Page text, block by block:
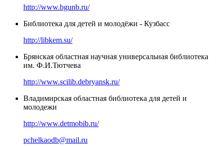
http://www.bgunb.ru/
Библиотека для детей и молодёжи - Кузбасс
http://libkem.su/
Брянская областная научная универсальная библиотека
им. Ф.И.Тютчева
http://www.scilib.debryansk.ru/
Владимирская областная библиотека для детей и
молодежи
http://www.detmobib.ru/
pchelkaodb@mail.ru